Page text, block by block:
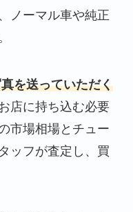
ノーマル車や純正
を送っていただく
店に持ち込む必要
市場相場とチュー
ッフが査定し、買